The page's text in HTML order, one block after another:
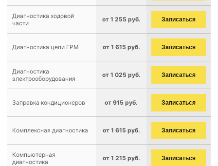
Диагностика ходовой
части
от 1 255 руб. Записаться
Диагностика цепи ГРМ от 1 615 руб. Записаться
Диагностика
электрооборудования
от 1 025 руб. Записаться
Заправка кондиционеров от 915 руб. Записаться
Комплексная диагностика от 1 615 руб. Записаться
Компьютерная
диагностика
от 1 215 руб. Записаться